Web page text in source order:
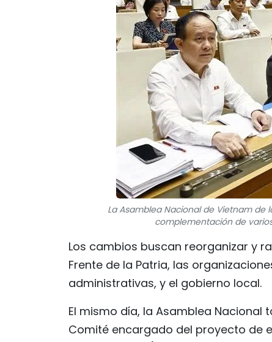
La Asamblea Nacional de Vietnam de
complementación de
Los cambios buscan reorganizar y
Frente de la Patria, las
administrativas, y el gobierno local.
El mismo día, la Asamblea
Comité encargado del proyecto de